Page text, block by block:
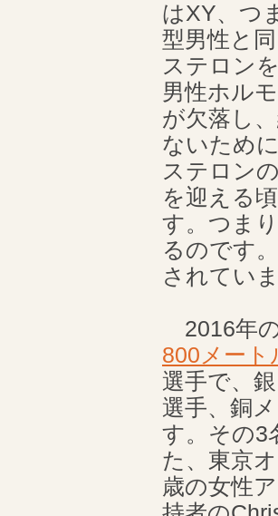
はXY、つ
型男性と
ステロン
男性ホル
が欠落し
ないため
ステロン
を迎える
す。つま
るのです
されてい
2016年
800メート
選手で、
選手、銅
す。その3
た、東京
歳の女性